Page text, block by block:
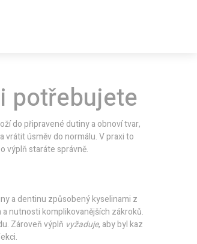
potřebujete
do připravené dutiny a obnoví tvar,
vrátit úsměv do normálu. V praxi to
výplň staráte správně.
a dentinu způsobený kyselinami z
nutnosti komplikovanějších zákroků.
Zároveň výplň vyžaduje, aby byl kaz